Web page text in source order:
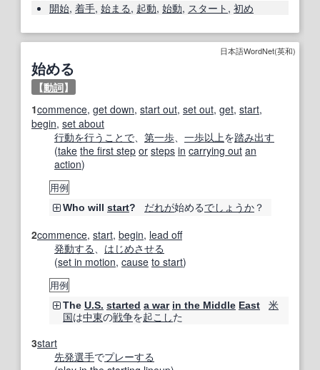
開始, 着手, 始まる, 起動, 始動, スタート , 初め
日本語WordNet(英和)
始める
【動詞】
1commence, get down, start out, set out, get, start,
begin, set about
行動を行う ことで 第一歩 一歩以上を踏み出す
(take the first step or steps in carrying out an
action)
用例
Who will start? だれが始めるでしょうか ？
2commence, start, begin, lead off
発動する
はじめさせる
(set in motion, cause to start)
用例
The U.S. started a war in the Middle East
米
国は中東の戦争を起こした
3start
先発選手でプレーする